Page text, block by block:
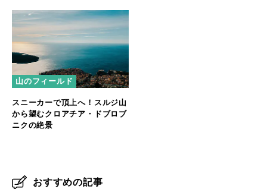
山のフィールド
スニーカーで頂上へ！スルジ山
から望むクロアチア・ドブロブ
ニクの絶景
おすすめの記事